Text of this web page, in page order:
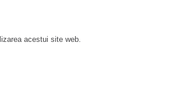
acestui site web.